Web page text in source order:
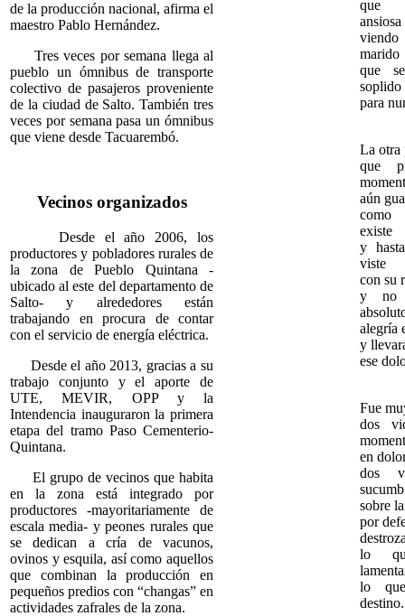
de la producción nacional, afirma el
maestro Pablo Hernández.
Tres veces por semana llega al
pueblo un ómnibus de transporte
colectivo de pasajeros proveniente
de la ciudad de Salto. También tres
veces por semana pasa un ómnibus
que viene desde Tacuarembó.
Vecinos organizados
Desde el año 2006, los
productores y pobladores rurales de
la zona de Pueblo Quintana -
ubicado al este del departamento de
Salto- y alrededores están
trabajando en procura de contar
con el servicio de energía eléctrica.
Desde el año 2013, gracias a su
trabajo conjunto y el aporte de
UTE, MEVIR, OPP y la
Intendencia inauguraron la primera
etapa del tramo Paso Cementerio-
Quintana.
El grupo de vecinos que habita
en la zona está integrado por
productores -mayoritariamente de
escala media- y peones rurales que
se dedican a cría de vacunos,
ovinos y esquila, así como aquellos
que combinan la producción en
pequeños predios con “changas” en
actividades zafrales de la zona.
que
ansiosa
marido
que
soplido
para
La otra
que
aún
como
existe
y
viste
con su
y no
alegría
y
ese
Fue
dos
en
dos
sobre
por
lo
lo
destino.